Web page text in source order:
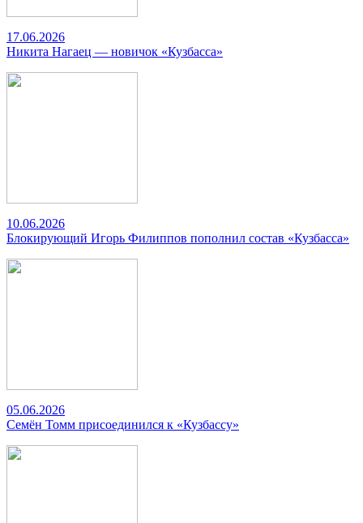
17.06.2026
Никита Нагаец — новичок «Кузбасса»
10.06.2026
Блокирующий Игорь Филиппов пополнил состав «Кузбасса»
05.06.2026
Семён Томм присоединился к «Кузбассу»